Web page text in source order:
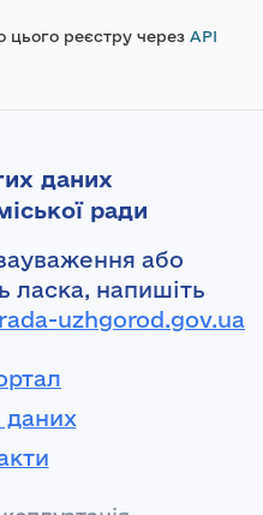
реєстру через API
даних
ради
або
ласка, напишіть
uzhgorod.gov.ua
даних